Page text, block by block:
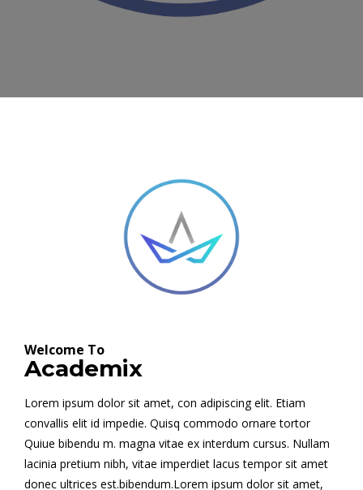
Welcome To
Academix
Lorem ipsum dolor sit amet, con adipiscing elit. Etiam
convallis elit id impedie. Quisq commodo ornare tortor
Quiue bibendu m. magna vitae ex interdum cursus. Nullam
lacinia pretium nibh, vitae imperdiet lacus tempor sit amet
donec ultrices est.bibendum.Lorem ipsum dolor sit amet,